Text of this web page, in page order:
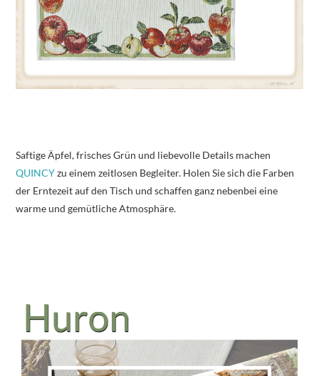
Saftige Äpfel, frisches Grün und liebevolle Details machen
QUINCYzu einem zeitlosen Begleiter. Holen Sie sich die Farben
der Erntezeit auf den Tisch und schaffen ganz nebenbei eine
warme und gemütliche Atmosphäre.